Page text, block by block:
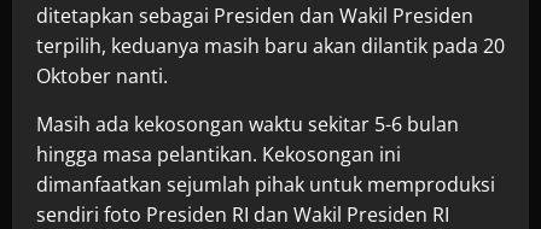
ditetapkan sebagai Presiden dan Wakil Presiden
terpilih, keduanya masih baru akan dilantik pada 20
Oktober nanti.
Masih ada kekosongan waktu sekitar 5-6 bulan
hingga masa pelantikan. Kekosongan ini
dimanfaatkan sejumlah pihak untuk memproduksi
sendiri foto Presiden RI dan Wakil Presiden RI